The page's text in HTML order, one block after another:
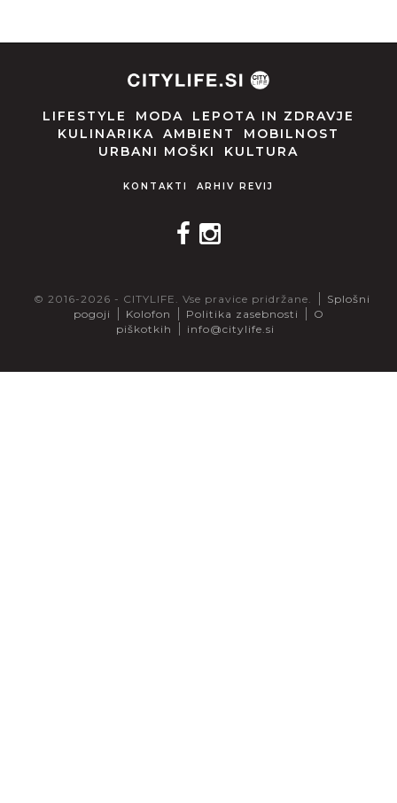
LIFESTYLE MODA
LEPOTA IN ZDRAVJE
KULINARIKA
AMBIENT
MOBILNOST
URBANI MOŠKI
KULTURA
KONTAKTI ARHIV REVIJ
© 2016-2026 - CITYLIFE. Vse pravice pridržane.
Splošni
pogoji
Kolofon Politika zasebnosti
O
piškotkih
info@citylife.si